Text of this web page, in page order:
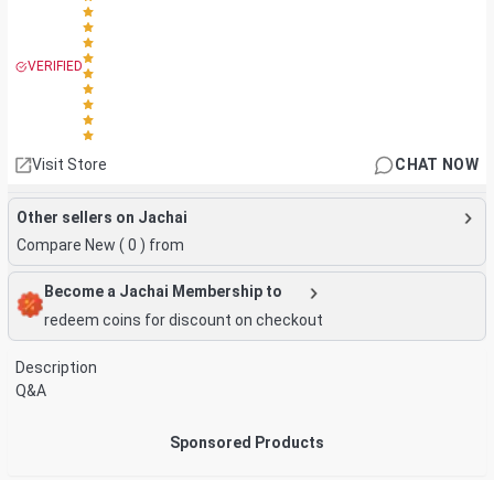
VERIFIED
Visit Store CHAT NOW
Other sellers on Jachai
Compare New ( 0 ) from
Become a Jachai Membership to
redeem coins for discount on checkout
Description
Q&A
Sponsored Products